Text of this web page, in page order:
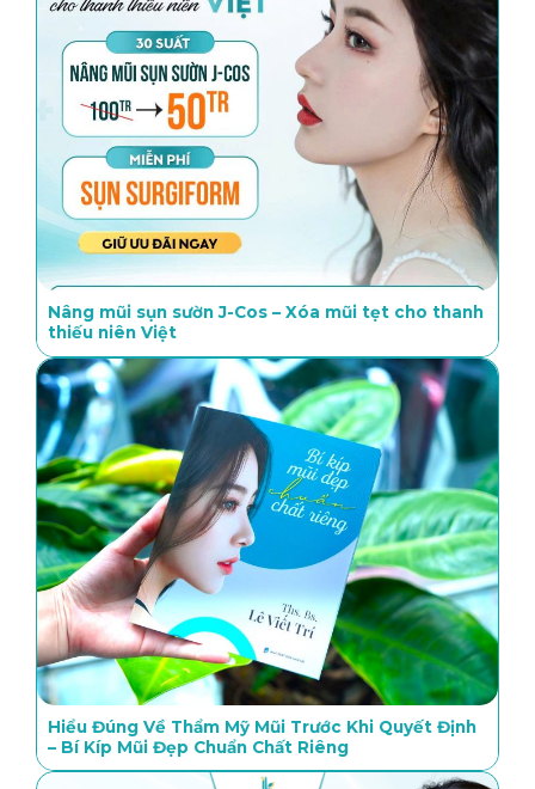
Nâng mũi sụn sườn J-Cos – Xóa mũi tẹt cho thanh
thiếu niên Việt
Hiểu Đúng Về Thẩm Mỹ Mũi Trước Khi Quyết Định
– Bí Kíp Mũi Đẹp Chuẩn Chất Riêng